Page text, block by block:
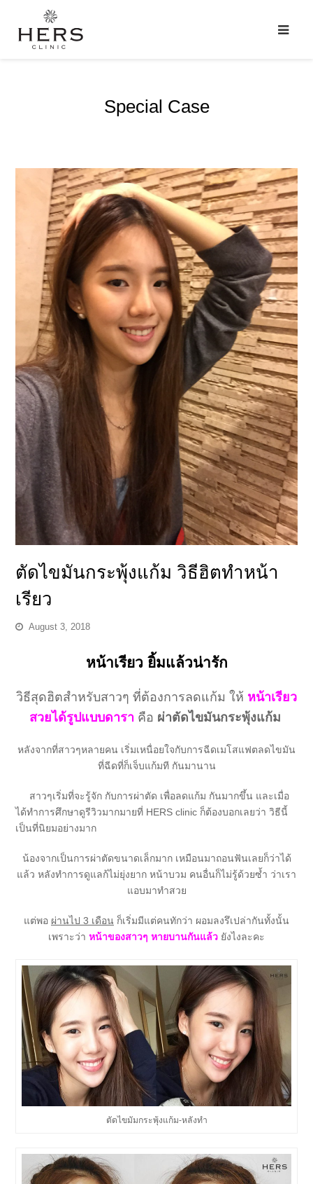
Special Case
ตัดไขมันกระพุ้งแก้ม วิธีฮิตทำหน้า
เรียว
August 3, 2018
หน้าเรียว ยิ้มแล้วน่ารัก
วิธีสุดฮิตสำหรับสาวๆ ที่ต้องการลดแก้ม ให้ หน้าเรียว
สวยได้รูปแบบดารา คือ ผ่าตัดไขมันกระพุ้งแก้ม
หลังจากที่สาวๆหลายคน เริ่มเหนื่อยใจกับการฉีดเมโสแฟตลดไขมัน
ที่ฉีดที่ก็เจ็บแก้มที กันมานาน
สาวๆเริ่มที่จะรู้จัก กับการผ่าตัด เพื่อลดแก้ม กันมากขึ้น และเมื่อ
ได้ทำการศึกษาดูรีวิวมากมายที่ HERS clinic ก็ต้องบอกเลยว่า วิธีนี้
เป็นที่นิยมอย่างมาก
น้องจากเป็นการผ่าตัดขนาดเล็กมาก เหมือนมาถอนฟันเลยก็ว่าได้
แล้ว หลังทำการดูแลก้ไม่ยุ่งยาก หน้าบวม คนอื่นก็ไม่รู้ด้วยซ้ำ ว่าเรา
แอบมาทำสวย
แต่พอ ผ่านไป 3 เดือน ก็เริ่มมีแต่คนทักว่า ผอมลงรึเปล่ากันทั้งนั้น
เพราะว่า หน้าของสาวๆ หายบานกันแล้ว ยังไงละคะ
ตัดไขมัมกระพุ้งแก้ม-หลังทำ